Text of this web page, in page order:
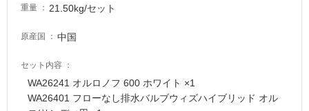
重量 21.50kg/セット
原産国 中国
セット内容
WA26241 オルロノフ 600 ホワイト ×1
WA26401 フローなし排水バルブウィズハイブリッド オル